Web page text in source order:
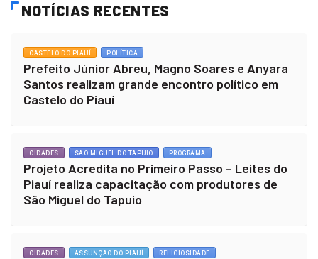
NOTÍCIAS RECENTES
CASTELO DO PIAUÍ POLÍTICA
Prefeito Júnior Abreu, Magno Soares e Anyara
Santos realizam grande encontro político em
Castelo do Piauí
CIDADES SÃO MIGUEL DO TAPUIO PROGRAMA
Projeto Acredita no Primeiro Passo – Leites do
Piauí realiza capacitação com produtores de
São Miguel do Tapuio
CIDADES ASSUNÇÃO DO PIAUÍ RELIGIOSIDADE